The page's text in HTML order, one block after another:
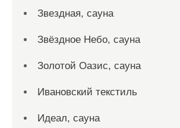
Звездная, сауна
Звёздное Небо, сауна
Золотой Оазис, сауна
Ивановский текстиль
Идеал, сауна